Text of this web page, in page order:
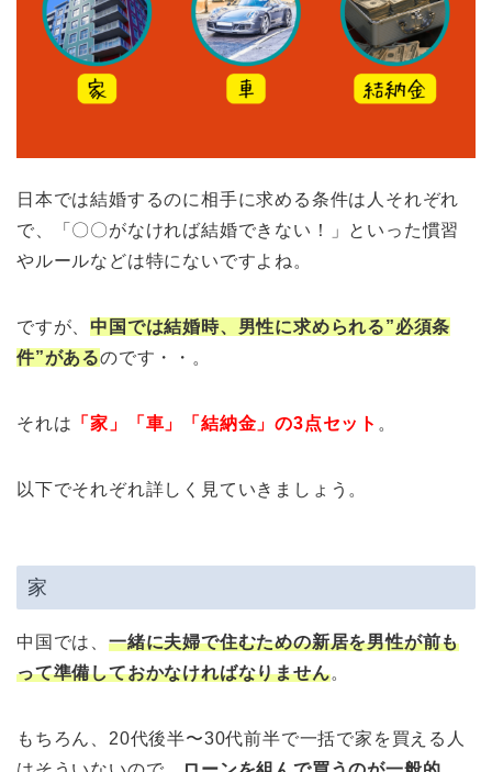
日本では結婚するのに相手に求める条件は人それぞれ
で、「〇〇がなければ結婚できない！」といった慣習
やルールなどは特にないですよね。
ですが、 中国では結婚時、男性に求められる”必須条
件”があるのです・・。
それは 「家」「車」「結納金」の3点セット 。
以下でそれぞれ詳しく見ていきましょう。
家
中国では、 一緒に夫婦で住むための新居を男性が前も
って準備しておかなければなりません。
もちろん、20代後半〜30代前半で一括で家を買える人